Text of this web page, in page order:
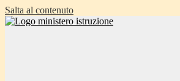
Salta al contenuto